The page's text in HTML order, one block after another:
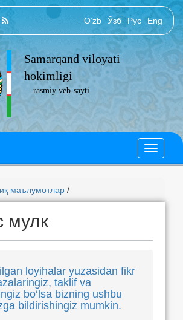
O‘zb Ўзб Рус Eng
Samarqand viloyati
hokimligi
rasmiy veb-sayti
маълумотлар /
мулк
loyihalar yuzasidan fikr
taklif va
bo‘lsa bizning ushbu
bildirishingiz mumkin.